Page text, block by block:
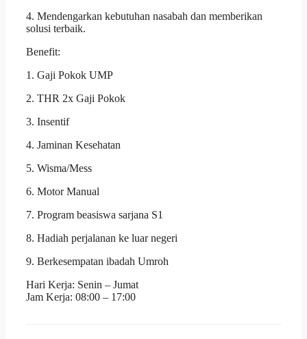
4. Mendengarkan kebutuhan nasabah dan memberikan
solusi terbaik.
Benefit:
1. Gaji Pokok UMP
2. THR 2x Gaji Pokok
3. Insentif
4. Jaminan Kesehatan
5. Wisma/Mess
6. Motor Manual
7. Program beasiswa sarjana S1
8. Hadiah perjalanan ke luar negeri
9. Berkesempatan ibadah Umroh
Hari Kerja: Senin – Jumat
Jam Kerja: 08:00 – 17:00